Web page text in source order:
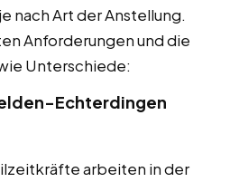
nach Art der Anstellung.
Anforderungen und die
Unterschiede:
Echterdingen
arbeiten in der